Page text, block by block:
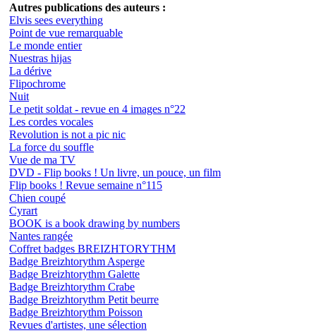
Autres publications des auteurs :
Elvis sees everything
Point de vue remarquable
Le monde entier
Nuestras hijas
La dérive
Flipochrome
Nuit
Le petit soldat - revue en 4 images n°22
Les cordes vocales
Revolution is not a pic nic
La force du souffle
Vue de ma TV
DVD - Flip books ! Un livre, un pouce, un film
Flip books ! Revue semaine n°115
Chien coupé
Cyrart
BOOK is a book drawing by numbers
Nantes rangée
Coffret badges BREIZHTORYTHM
Badge Breizhtorythm Asperge
Badge Breizhtorythm Galette
Badge Breizhtorythm Crabe
Badge Breizhtorythm Petit beurre
Badge Breizhtorythm Poisson
Revues d'artistes, une sélection